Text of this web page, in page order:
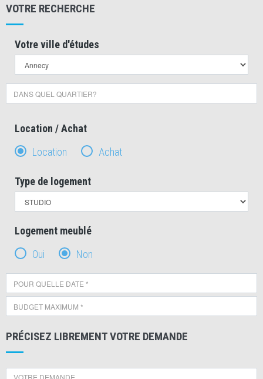
VOTRE RECHERCHE
Votre ville d'études
Location / Achat
Location
Achat
Type de logement
Logement meublé
Oui
Non
PRÉCISEZ LIBREMENT VOTRE DEMANDE